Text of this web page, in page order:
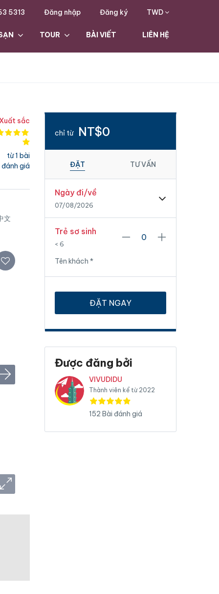
5313 Đăng nhập Đăng ký TWD
TOUR BÀI VIẾT LIÊN HỆ
sắc
từ 1 bài
đánh giá
文
chỉ từ NT$0
ĐẶT TƯ VẤN
Ngày đi/về
07/08/2026
Trẻ sơ sinh
< 6
Tên khách *
ĐẶT NGAY
Được đăng bởi
VIVUDIDU
Thành viên kể từ 2022
152 Bài đánh giá